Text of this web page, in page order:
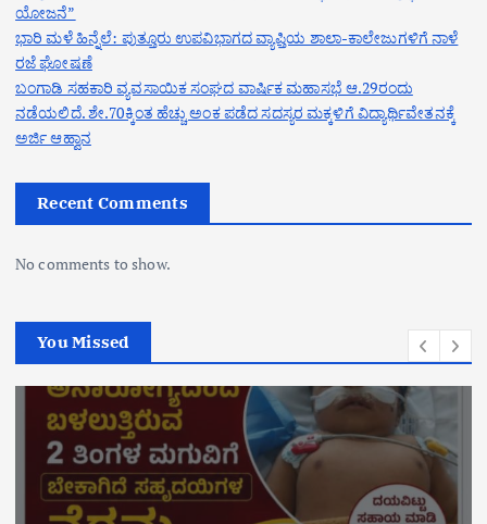
ಯೋಜನೆ”
ಭಾರಿ ಮಳೆ ಹಿನ್ನೆಲೆ: ಪುತ್ತೂರು ಉಪವಿಭಾಗದ ವ್ಯಾಪ್ತಿಯ ಶಾಲಾ-ಕಾಲೇಜುಗಳಿಗೆ ನಾಳೆ
ರಜೆ ಘೋಷಣೆ
ಬಂಗಾಡಿ ಸಹಕಾರಿ ವ್ಯವಸಾಯಿಕ ಸಂಘದ ವಾರ್ಷಿಕ ಮಹಾಸಭೆ ಆ.29ರಂದು
ನಡೆಯಲಿದೆ. ಶೇ.70ಕ್ಕಿಂತ ಹೆಚ್ಚು ಅಂಕ ಪಡೆದ ಸದಸ್ಯರ ಮಕ್ಕಳಿಗೆ ವಿದ್ಯಾರ್ಥಿವೇತನಕ್ಕೆ
ಅರ್ಜಿ ಆಹ್ವಾನ
Recent Comments
No comments to show.
You Missed